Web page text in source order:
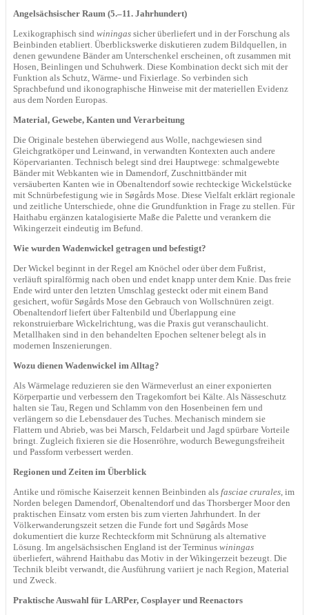
Angelsächsischer Raum (5.–11. Jahrhundert)
Lexikographisch sind winingas sicher überliefert und in der Forschung als
Beinbinden etabliert. Überblickswerke diskutieren zudem Bildquellen, in
denen gewundene Bänder am Unterschenkel erscheinen, oft zusammen mit
Hosen, Beinlingen und Schuhwerk. Diese Kombination deckt sich mit der
Funktion als Schutz, Wärme- und Fixierlage. So verbinden sich
Sprachbefund und ikonographische Hinweise mit der materiellen Evidenz
aus dem Norden Europas.
Material, Gewebe, Kanten und Verarbeitung
Die Originale bestehen überwiegend aus Wolle, nachgewiesen sind
Gleichgratköper und Leinwand, in verwandten Kontexten auch andere
Köpervarianten. Technisch belegt sind drei Hauptwege: schmalgewebte
Bänder mit Webkanten wie in Damendorf, Zuschnittbänder mit
versäuberten Kanten wie in Obenaltendorf sowie rechteckige Wickelstücke
mit Schnürbefestigung wie in Søgårds Mose. Diese Vielfalt erklärt regionale
und zeitliche Unterschiede, ohne die Grundfunktion in Frage zu stellen. Für
Haithabu ergänzen katalogisierte Maße die Palette und verankern die
Wikingerzeit eindeutig im Befund.
Wie wurden Wadenwickel getragen und befestigt?
Der Wickel beginnt in der Regel am Knöchel oder über dem Fußrist,
verläuft spiralförmig nach oben und endet knapp unter dem Knie. Das freie
Ende wird unter den letzten Umschlag gesteckt oder mit einem Band
gesichert, wofür Søgårds Mose den Gebrauch von Wollschnüren zeigt.
Obenaltendorf liefert über Faltenbild und Überlappung eine
rekonstruierbare Wickelrichtung, was die Praxis gut veranschaulicht.
Metallhaken sind in den behandelten Epochen seltener belegt als in
modernen Inszenierungen.
Wozu dienen Wadenwickel im Alltag?
Als Wärmelage reduzieren sie den Wärmeverlust an einer exponierten
Körperpartie und verbessern den Tragekomfort bei Kälte. Als Nässeschutz
halten sie Tau, Regen und Schlamm von den Hosenbeinen fern und
verlängern so die Lebensdauer des Tuches. Mechanisch mindern sie
Flattern und Abrieb, was bei Marsch, Feldarbeit und Jagd spürbare Vorteile
bringt. Zugleich fixieren sie die Hosenröhre, wodurch Bewegungsfreiheit
und Passform verbessert werden.
Regionen und Zeiten im Überblick
Antike und römische Kaiserzeit kennen Beinbinden als fasciae crurales, im
Norden belegen Damendorf, Obenaltendorf und das Thorsberger Moor den
praktischen Einsatz vom ersten bis zum vierten Jahrhundert. In der
Völkerwanderungszeit setzen die Funde fort und Søgårds Mose
dokumentiert die kurze Rechteckform mit Schnürung als alternative
Lösung. Im angelsächsischen England ist der Terminus winingas
überliefert, während Haithabu das Motiv in der Wikingerzeit bezeugt. Die
Technik bleibt verwandt, die Ausführung variiert je nach Region, Material
und Zweck.
Praktische Auswahl für LARPer, Cosplayer und Reenactors